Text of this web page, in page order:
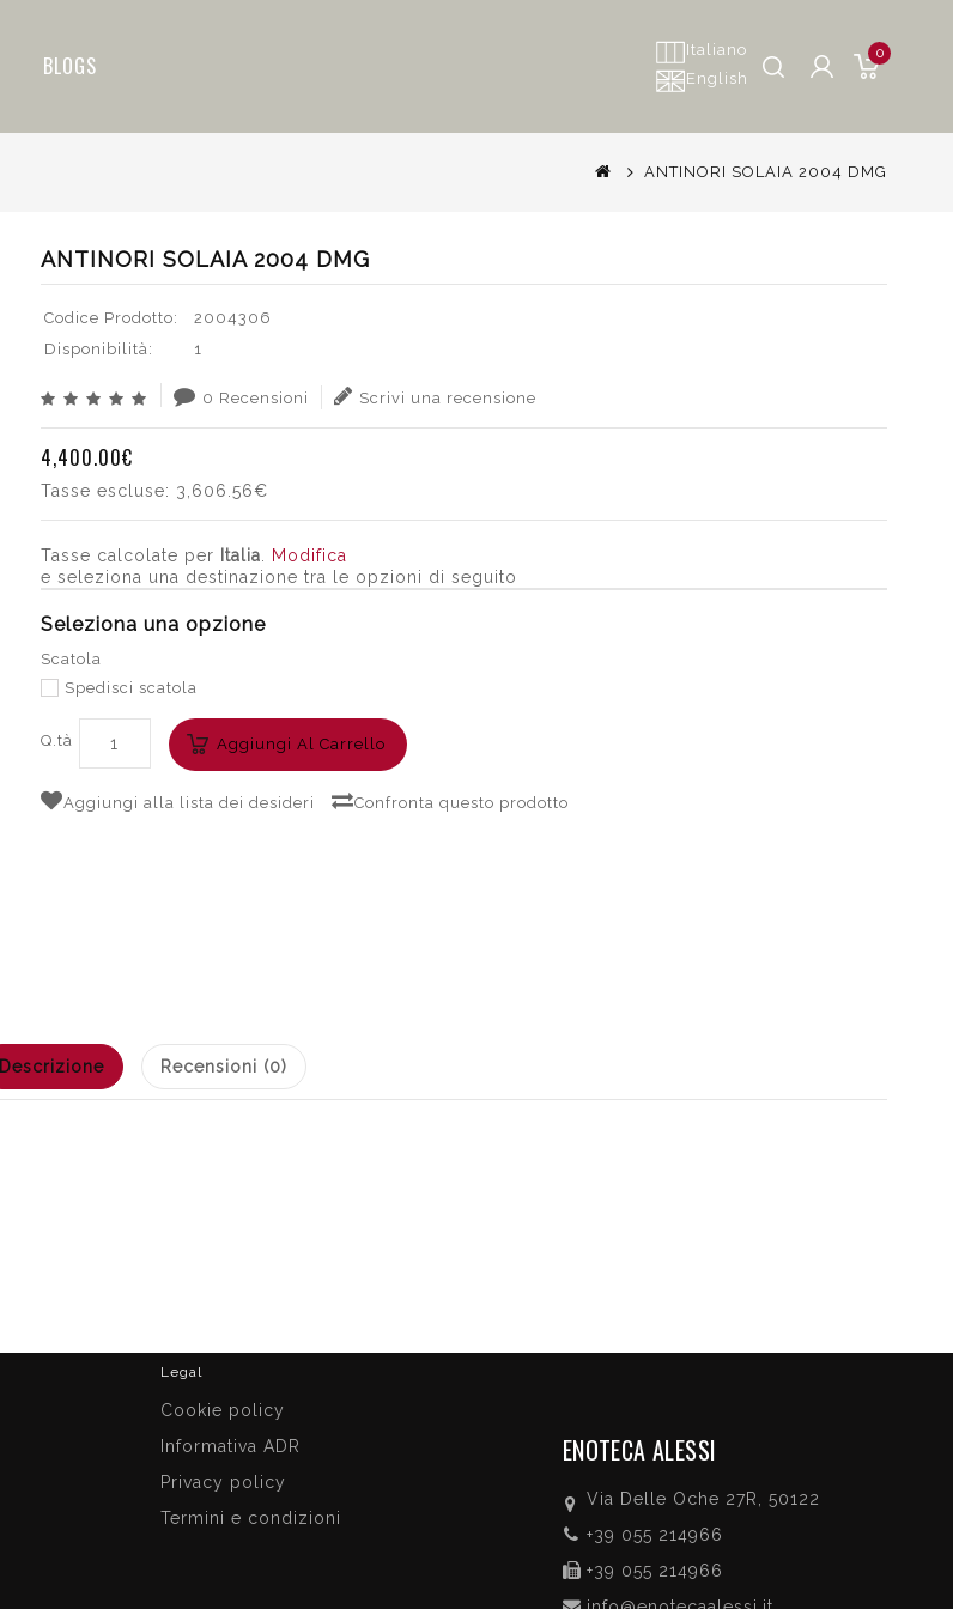
BLOGS
Italiano
English
0
ANTINORI SOLAIA 2004 DMG
ANTINORI SOLAIA 2004 DMG
Codice Prodotto:
2004306
Disponibilità:
1
0 Recensioni Scrivi una recensione
4,400.00€
Tasse escluse: 3,606.56€
Tasse calcolate per Italia
Modifica
e seleziona una destinazione tra le opzioni di seguito
Seleziona una opzione
Scatola
Spedisci scatola
Q.tà Aggiungi Al Carrello
Aggiungi alla lista dei desideri Confronta questo prodotto
Descrizione Recensioni (0)
Legal
Cookie policy
Informativa ADR
Privacy policy
Termini e condizioni
ENOTECA ALESSI
Via Delle Oche 27R, 50122
+39 055 214966
+39 055 214966